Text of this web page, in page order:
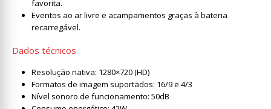
favorita.
Eventos ao ar livre e acampamentos graças à bateria
recarregável.
Dados técnicos
Resolução nativa: 1280×720 (HD)
Formatos de imagem suportados: 16/9 e 4/3
Nível sonoro de funcionamento: 50dB